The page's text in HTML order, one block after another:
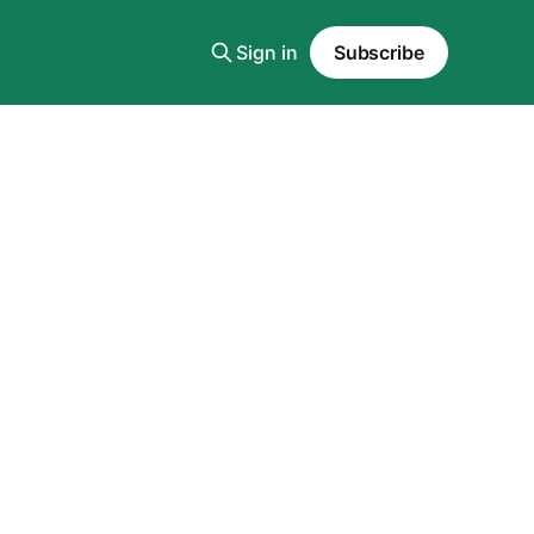
Sign in Subscribe